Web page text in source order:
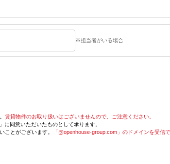
※担当者がいる場合
賃貸物件のお取り扱いはございませんので、ご注意ください。
」に同意いただいたものとして承ります。
ことがございます。
「@openhouse-group.com」のドメインを受信